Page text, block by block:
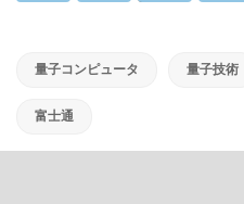
量子コンピュータ 量子技術
富士通